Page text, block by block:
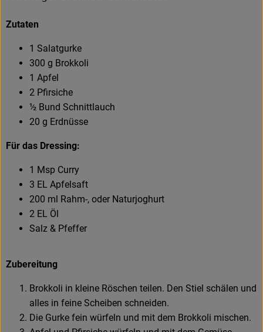
Zutaten
1 Salatgurke
300 g Brokkoli
1 Apfel
2 Pfirsiche
½ Bund Schnittlauch
20 g Erdnüsse
Für das Dressing:
1 Msp Curry
3 EL Apfelsaft
200 ml Rahm-, oder Naturjoghurt
2 EL Öl
Salz & Pfeffer
Zubereitung
Brokkoli in kleine Röschen teilen. Den Stiel schälen und
alles in feine Scheiben schneiden.
Die Gurke fein würfeln und mit dem Brokkoli mischen.